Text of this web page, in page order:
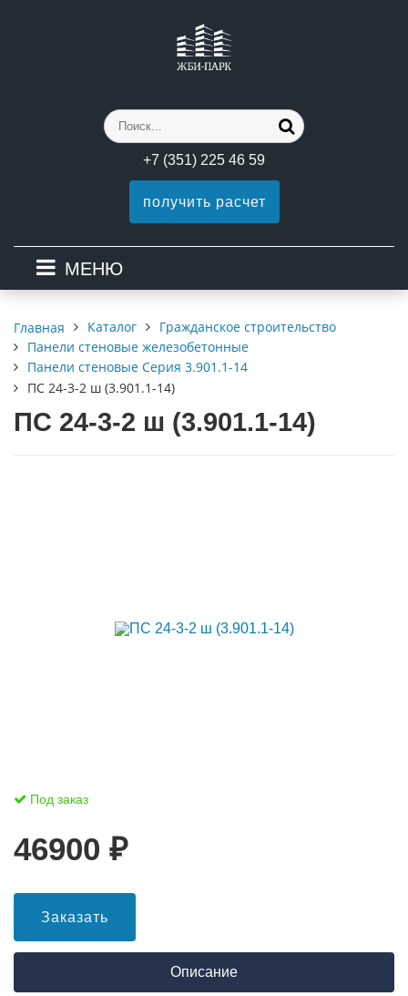
+7 (351) 225 46 59
получить расчет
МЕНЮ
Главная Каталог
Гражданское строительство
Панели стеновые железобетонные
Панели стеновые Серия 3.901.1-14
ПС 24-3-2 ш (3.901.1-14)
ПС 24-3-2 ш (3.901.1-14)
Под заказ
46900 ₽
Заказать
Описание